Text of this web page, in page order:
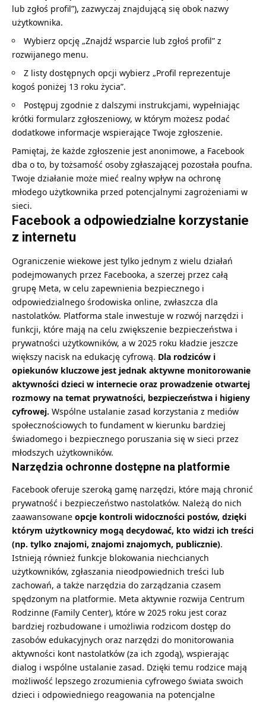
lub zgłoś profil”), zazwyczaj znajdującą się obok nazwy
użytkownika.
Wybierz opcję „Znajdź wsparcie lub zgłoś profil” z
rozwijanego menu.
Z listy dostępnych opcji wybierz „Profil reprezentuje
kogoś poniżej 13 roku życia”.
Postępuj zgodnie z dalszymi instrukcjami, wypełniając
krótki formularz zgłoszeniowy, w którym możesz podać
dodatkowe informacje wspierające Twoje zgłoszenie.
Pamiętaj, że każde zgłoszenie jest anonimowe, a Facebook
dba o to, by tożsamość osoby zgłaszającej pozostała poufna.
Twoje działanie może mieć realny wpływ na ochronę
młodego użytkownika przed potencjalnymi zagrożeniami w
sieci.
Facebook a odpowiedzialne korzystanie
z internetu
Ograniczenie wiekowe jest tylko jednym z wielu działań
podejmowanych przez Facebooka, a szerzej przez całą
grupę Meta, w celu zapewnienia bezpiecznego i
odpowiedzialnego środowiska online, zwłaszcza dla
nastolatków. Platforma stale inwestuje w rozwój narzędzi i
funkcji, które mają na celu zwiększenie bezpieczeństwa i
prywatności użytkowników, a w 2025 roku kładzie jeszcze
większy nacisk na edukację cyfrową. Dla rodziców i
opiekunów kluczowe jest jednak aktywne monitorowanie
aktywności dzieci w internecie oraz prowadzenie otwartej
rozmowy na temat prywatności, bezpieczeństwa i higieny
cyfrowej. Wspólne ustalanie zasad korzystania z mediów
społecznościowych to fundament w kierunku bardziej
świadomego i bezpiecznego poruszania się w sieci przez
młodszych użytkowników.
Narzędzia ochronne dostępne na platformie
Facebook oferuje szeroką gamę narzędzi, które mają chronić
prywatność i bezpieczeństwo nastolatków. Należą do nich
zaawansowane opcje kontroli widoczności postów, dzięki
którym użytkownicy mogą decydować, kto widzi ich treści
(np. tylko znajomi, znajomi znajomych, publicznie).
Istnieją również funkcje blokowania niechcianych
użytkowników, zgłaszania nieodpowiednich treści lub
zachowań, a także narzędzia do zarządzania czasem
spędzonym na platformie. Meta aktywnie rozwija Centrum
Rodzinne (Family Center), które w 2025 roku jest coraz
bardziej rozbudowane i umożliwia rodzicom dostęp do
zasobów edukacyjnych oraz narzędzi do monitorowania
aktywności kont nastolatków (za ich zgodą), wspierając
dialog i wspólne ustalanie zasad. Dzięki temu rodzice mają
możliwość lepszego zrozumienia cyfrowego świata swoich
dzieci i odpowiedniego reagowania na potencjalne